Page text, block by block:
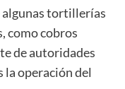
algunas tortillerías
como cobros
de autoridades
la operación del